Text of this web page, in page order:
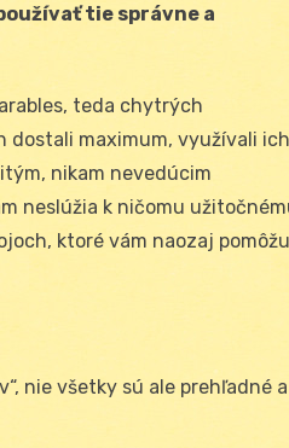
tie správne a
teda chytrých
dostali maximum, využívali ich
nikam nevedúcim
neslúžia k ničomu
ktoré vám naozaj pomôžu
nie všetky sú ale prehľadné a